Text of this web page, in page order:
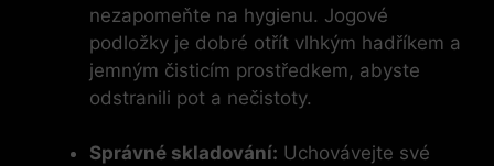
nezapomeňte na hygienu. Jogové
podložky je dobré otřít vlhkým hadříkem a
jemným čisticím prostředkem, abyste
odstranili pot a nečistoty.
Správné skladování: Uchovávejte své